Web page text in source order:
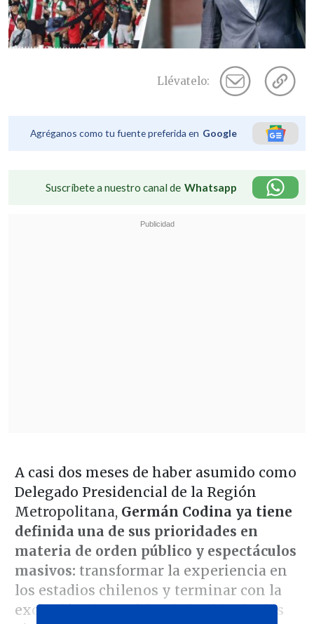
Llévatelo:
Agréganos como tu fuente preferida en Google
Suscríbete a nuestro canal de Whatsapp
A casi dos meses de haber asumido como
Delegado Presidencial de la Región
Metropolitana, Germán Codina ya tiene
definida una de sus prioridades en
materia de orden público y espectáculos
masivos: transformar la experiencia en
los estadios chilenos y terminar con la
exclusión sistemática de las hinchadas